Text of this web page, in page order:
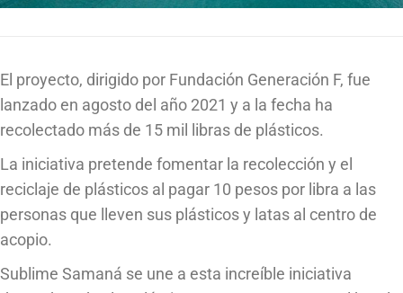
El proyecto, dirigido por Fundación Generación F, fue
lanzado en agosto del año 2021 y a la fecha ha
recolectado más de 15 mil libras de plásticos.
La iniciativa pretende fomentar la recolección y el
reciclaje de plásticos al pagar 10 pesos por libra a las
personas que lleven sus plásticos y latas al centro de
acopio.
Sublime Samaná se une a esta increíble iniciativa